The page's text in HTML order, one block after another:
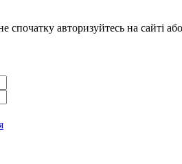
авторизуйтесь на сайті або